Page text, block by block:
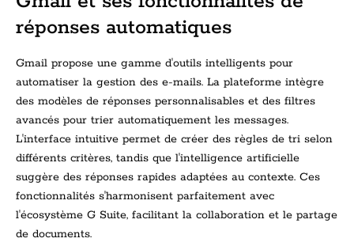
réponses automatiques
Gmail propose une gamme d'outils intelligents pour
automatiser la gestion des e-mails. La plateforme intègre
des modèles de réponses personnalisables et des filtres
avancés pour trier automatiquement les messages.
L'interface intuitive permet de créer des règles de tri selon
différents critères, tandis que l'intelligence artificielle
suggère des réponses rapides adaptées au contexte. Ces
fonctionnalités s'harmonisent parfaitement avec
l'écosystème G Suite, facilitant la collaboration et le partage
de documents.